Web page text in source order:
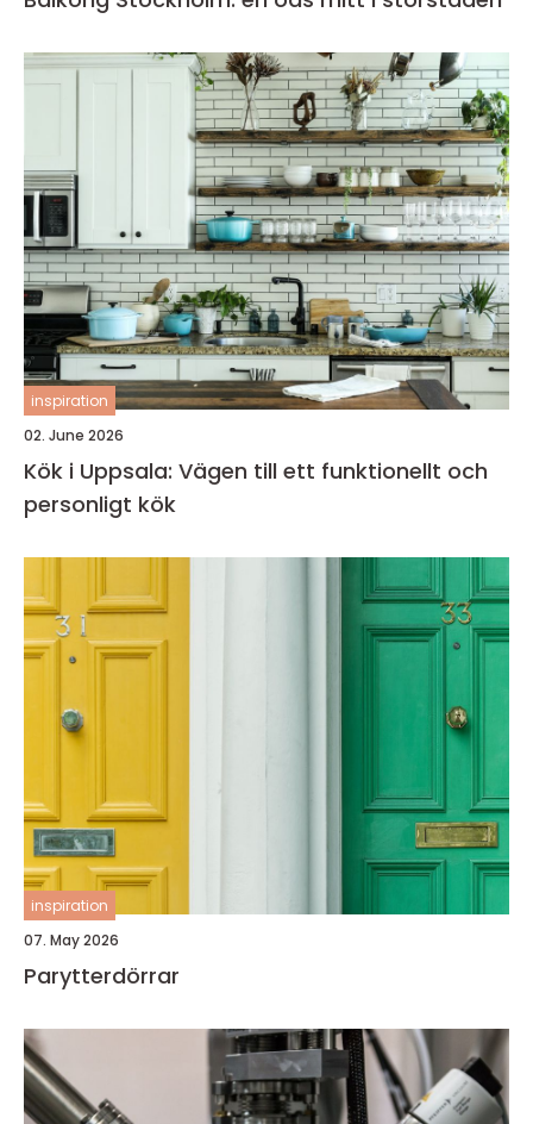
inspiration
02. June 2026
Kök i Uppsala: Vägen till ett funktionellt och
personligt kök
inspiration
07. May 2026
Parytterdörrar